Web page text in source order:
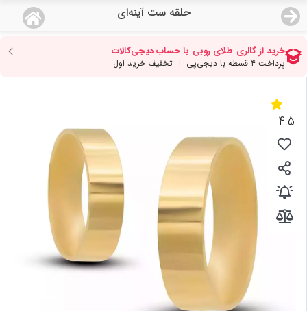
حلقه ست آینه‌ای
منو
صفحه اصلی
دسته بندی محصولات
نمایندگی ها
مجله روبی
درباره ما
اعطای نمایندگی
تماس با ما
4.5